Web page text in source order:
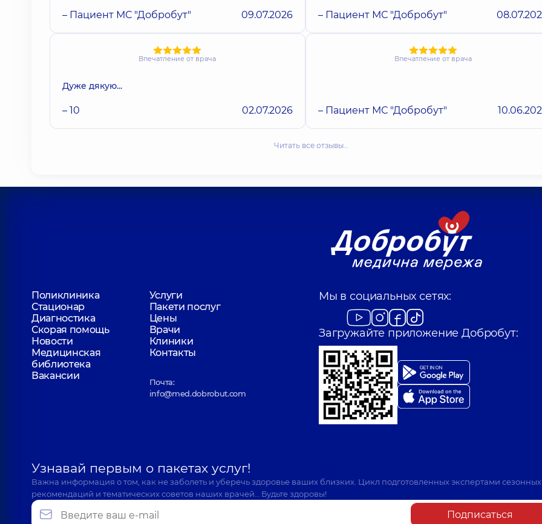
– Пациент МС "Добробут" 09.07.2026 – Пациент МС "Добробут"
Впечатление от врача
Дуже дякую...
– 10 02.07.2026
Впечатление от врача
– Пациент МС "Добробут"
Читать все отзывы…
Поликлиника
Услуги
Стационар
Пакети послуг
Диагностика
Цены
Скорая помощь
Врачи
Новости
Клиники
Медицинская
библиотека
Контакты
Вакансии
Почта:
info@med.dobrobut.com
Мы в социальных сетях:
Загружайте приложение Добробут:
Узнавай первым о пакетах услуг!
Важна информация о том, как не заболеть и уберечь здоровье ваших близких. Цикл подготовленных экспертами сезонных
рекомендаций и тематических советов наших врачей… Будьте здоровы!
Подписаться